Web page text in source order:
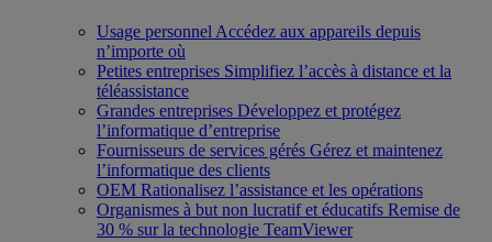
Usage personnel Accédez aux appareils depuis
n’importe où
Petites entreprises Simplifiez l’accès à distance et la
téléassistance
Grandes entreprises Développez et protégez
l’informatique d’entreprise
Fournisseurs de services gérés Gérez et maintenez
l’informatique des clients
OEM Rationalisez l’assistance et les opérations
Organismes à but non lucratif et éducatifs Remise de
30 % sur la technologie TeamViewer